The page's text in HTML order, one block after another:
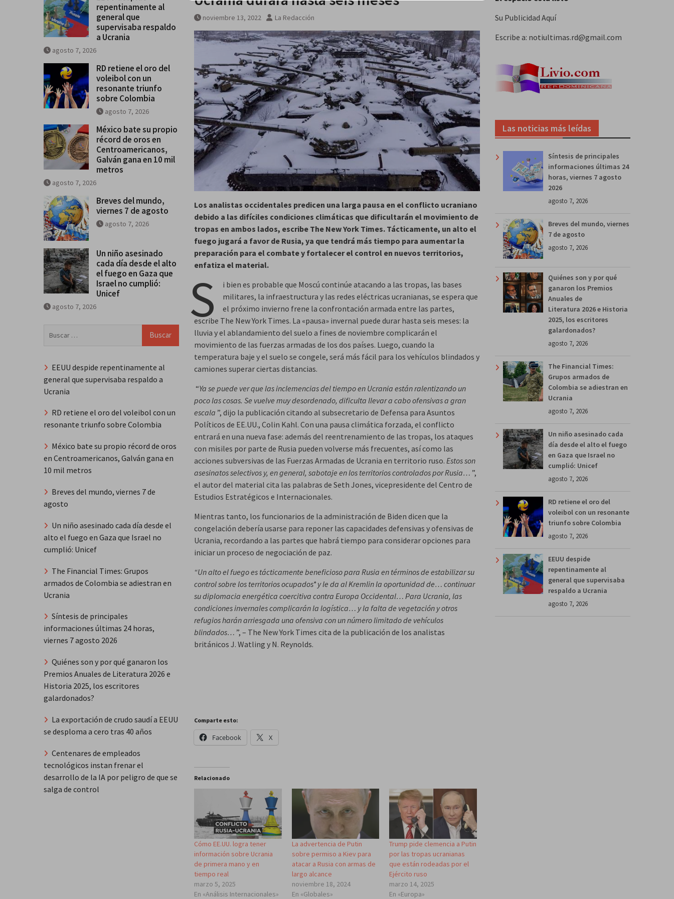
noviembre 13, 2022 La Redacción
Los analistas occidentales predicen una larga pausa en el conflicto ucraniano
debido a las difíciles condiciones climáticas que dificultarán el movimiento de
tropas en ambos lados, escribe The New York Times. Tácticamente, un alto el
fuego jugará a favor de Rusia, ya que tendrá más tiempo para aumentar la
preparación para el combate y fortalecer el control en nuevos territorios,
enfatiza el material.
S
i bien es probable que Moscú continúe atacando a las tropas, las bases
militares, la infraestructura y las redes eléctricas ucranianas, se espera que
el próximo invierno frene la confrontación armada entre las partes,
escribe The New York Times. La «pausa» invernal puede durar hasta seis meses: la
lluvia y el ablandamiento del suelo a fines de noviembre complicarán el
movimiento de las fuerzas armadas de los dos países. Luego, cuando la
temperatura baje y el suelo se congele, será más fácil para los vehículos blindados y
camiones superar ciertas distancias.
“Ya se puede ver que las inclemencias del tiempo en Ucrania están ralentizando un
poco las cosas. Se vuelve muy desordenado, dificulta llevar a cabo ofensivas a gran
escala ”, dijo la publicación citando al subsecretario de Defensa para Asuntos
Políticos de EE.UU., Colin Kahl. Con una pausa climática forzada, el conflicto
entrará en una nueva fase: además del reentrenamiento de las tropas, los ataques
con misiles por parte de Rusia pueden volverse más frecuentes, así como las
acciones subversivas de las Fuerzas Armadas de Ucrania en territorio ruso. Estos son
asesinatos selectivos y, en general, sabotaje en los territorios controlados por Rusia… ”,
el autor del material cita las palabras de Seth Jones, vicepresidente del Centro de
Estudios Estratégicos e Internacionales.
Mientras tanto, los funcionarios de la administración de Biden dicen que la
congelación debería usarse para reponer las capacidades defensivas y ofensivas de
Ucrania, recordando a las partes que habrá tiempo para considerar opciones para
iniciar un proceso de negociación de paz.
“Un alto el fuego es tácticamente beneficioso para Rusia en términos de estabilizar su
control sobre los territorios ocupados* y le da al Kremlin la oportunidad de… continuar
su diplomacia energética coercitiva contra Europa Occidental… Para Ucrania, las
condiciones invernales complicarán la logística… y la falta de vegetación y otros
refugios harán arriesgada una ofensiva con un número limitado de vehículos
blindados… ”, – The New York Times cita de la publicación de los analistas
británicos J. Watling y N. Reynolds.
Comparte esto:
Facebook X
Relacionado
Cómo EE.UU. logra tener
información sobre Ucrania
de primera mano y en
tiempo real
marzo 5, 2025
En «Análisis Internacionales»
La advertencia de Putin
sobre permiso a Kiev para
atacar a Rusia con armas de
largo alcance
noviembre 18, 2024
En «Globales»
Trump pide clemencia a Putin
por las tropas ucranianas
que están rodeadas por el
Ejército ruso
marzo 14, 2025
En «Europa»
Su Publicidad Aquí
Escribe a: notiultimas.rd@gmail.com
Las noticias más leídas
Síntesis de principales
informaciones últimas 24
horas, viernes 7 agosto
2026
agosto 7, 2026
Breves del mundo, viernes
7 de agosto
agosto 7, 2026
Quiénes son y por qué
ganaron los Premios
Anuales de
Literatura 2026 e Historia
2025, los escritores
galardonados?
agosto 7, 2026
The Financial Times:
Grupos armados de
Colombia se adiestran en
Ucrania
agosto 7, 2026
Un niño asesinado cada
día desde el alto el fuego
en Gaza que Israel no
cumplió: Unicef
agosto 7, 2026
RD retiene el oro del
voleibol con un resonante
triunfo sobre Colombia
agosto 7, 2026
EEUU despide
repentinamente al
general que supervisaba
respaldo a Ucrania
agosto 7, 2026
repentinamente al
general que
supervisaba respaldo
a Ucrania
agosto 7, 2026
RD retiene el oro del
voleibol con un
resonante triunfo
sobre Colombia
agosto 7, 2026
México bate su propio
récord de oros en
Centroamericanos,
Galván gana en 10 mil
metros
agosto 7, 2026
Breves del mundo,
viernes 7 de agosto
agosto 7, 2026
Un niño asesinado
cada día desde el alto
el fuego en Gaza que
Israel no cumplió:
Unicef
agosto 7, 2026
EEUU despide repentinamente al
general que supervisaba respaldo a
Ucrania
RD retiene el oro del voleibol con un
resonante triunfo sobre Colombia
México bate su propio récord de oros
en Centroamericanos, Galván gana en
10 mil metros
Breves del mundo, viernes 7 de
agosto
Un niño asesinado cada día desde el
alto el fuego en Gaza que Israel no
cumplió: Unicef
The Financial Times: Grupos
armados de Colombia se adiestran en
Ucrania
Síntesis de principales
informaciones últimas 24 horas,
viernes 7 agosto 2026
Quiénes son y por qué ganaron los
Premios Anuales de Literatura 2026 e
Historia 2025, los escritores
galardonados?
La exportación de crudo saudí a EEUU
se desploma a cero tras 40 años
Centenares de empleados
tecnológicos instan frenar el
desarrollo de la IA por peligro de que se
salga de control